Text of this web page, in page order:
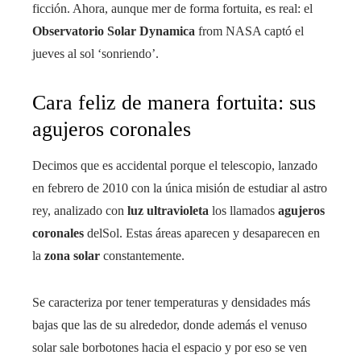
ficción. Ahora, aunque mer de forma fortuita, es real: el
Observatorio Solar Dynamica from NASA captó el
jueves al sol ‘sonriendo’.
Cara feliz de manera fortuita: sus
agujeros coronales
Decimos que es accidental porque el telescopio, lanzado
en febrero de 2010 con la única misión de estudiar al astro
rey, analizado con luz ultravioleta los llamados agujeros
coronales delSol. Estas áreas aparecen y desaparecen en
la zona solar constantemente.
Se caracteriza por tener temperaturas y densidades más
bajas que las de su alrededor, donde además el venuso
solar sale borbotones hacia el espacio y por eso se ven